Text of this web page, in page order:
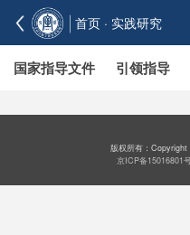
首页 · 实践研究
国家指导文件 引领指导
版权所有：
京ICP备15016801